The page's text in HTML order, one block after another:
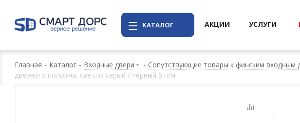
КАТАЛОГ АКЦИИ УСЛУГИ
Главная - Каталог - Входные двери - Сопутствующие товары к финским входным
дверного полотна, светло-серый / чёрный 6 п/м
: